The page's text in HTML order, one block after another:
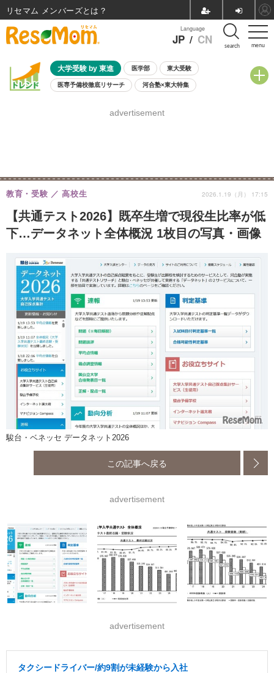
menu
Language
JP / CN search
大学受験 by 東進 医学部 東大受験
医専予備校徹底リサーチ 河合塾×東大特集
8月開催学校説明会・相談会
advertisement
【共通テスト2026】既卒生増で現役生比率が低
下…データネット全体概況 1枚目の写真・画像
教育・受験 高校生 2026.1.19（月） 17:15
駿台・ベネッセ データネット2026
この記事へ戻る
advertisement
advertisement
タクシードライバー/約9割が未経験から入社
リセマム メンバーズ